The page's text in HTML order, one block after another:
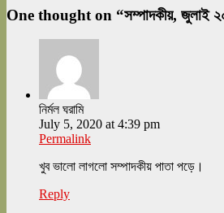
One thought on “সম্পাদকীয়, জুলাই
নির্মল ঘরামি
July 5, 2020 at 4:39 pm
Permalink
খুব ভালো লাগলো সম্পাদকীয় পাতা পড়ে।
Reply